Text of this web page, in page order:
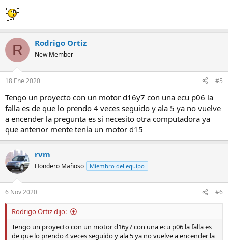
R Rodrigo Ortiz
New Member
18 Ene 2020 #5
Tengo un proyecto con un motor d16y7 con una ecu p06 la
falla es de que lo prendo 4 veces seguido y ala 5 ya no vuelve
a encender la pregunta es si necesito otra computadora ya
que anterior mente tenía un motor d15
rvm
Hondero Mañoso Miembro del equipo
6 Nov 2020 #6
Rodrigo Ortiz dijo:
Tengo un proyecto con un motor d16y7 con una ecu p06 la falla es
de que lo prendo 4 veces seguido y ala 5 ya no vuelve a encender la